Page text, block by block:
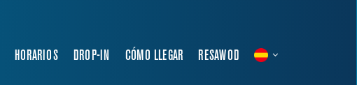
HORARIOS DROP-IN CÓMO LLEGAR RESAWOD